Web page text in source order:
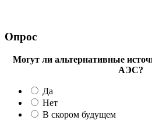
Опрос
Могут ли альтернативные
АЭС?
Да
Нет
В скором будущем